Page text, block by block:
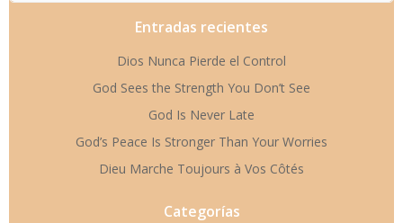
Entradas recientes
Dios Nunca Pierde el Control
God Sees the Strength You Don’t See
God Is Never Late
God’s Peace Is Stronger Than Your Worries
Dieu Marche Toujours à Vos Côtés
Categorías